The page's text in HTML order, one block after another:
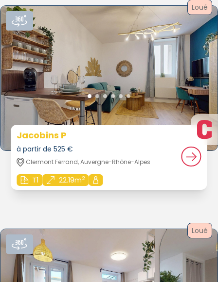
Loué
Jacobins P
à partir de 525 €
Clermont Ferrand, Auvergne-Rhône-Alpes
T1 22.19m2
Loué